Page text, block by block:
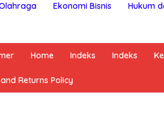
Ekonomi Bisnis Hukum
Home Indeks Indeks
Returns Policy